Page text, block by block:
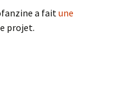
a faitune
projet.